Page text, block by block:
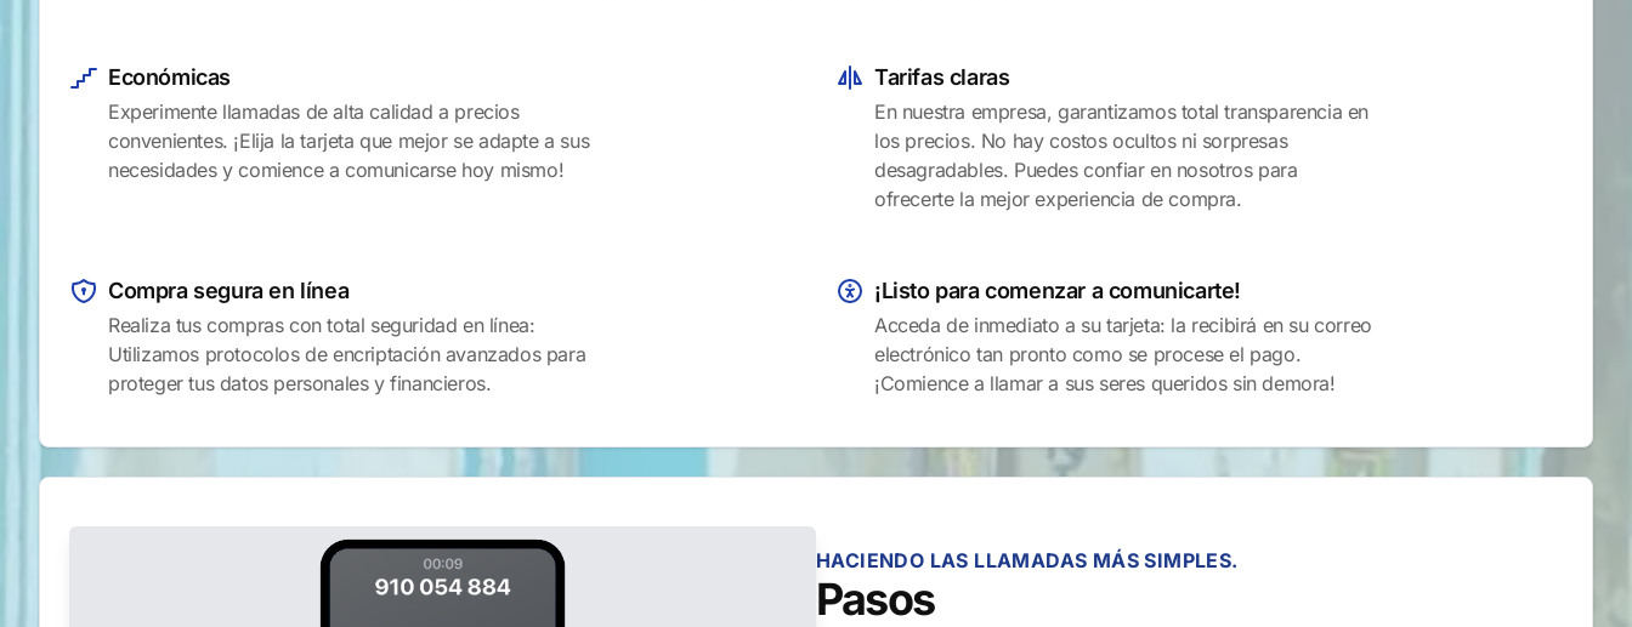
Económicas
Experimente llamadas de alta calidad a precios
convenientes. ¡Elija la tarjeta que mejor se adapte a sus
necesidades y comience a comunicarse hoy mismo!
Tarifas claras
En nuestra empresa, garantizamos total transparencia en
los precios. No hay costos ocultos ni sorpresas
desagradables. Puedes confiar en nosotros para
ofrecerte la mejor experiencia de compra.
Compra segura en línea
Realiza tus compras con total seguridad en línea:
Utilizamos protocolos de encriptación avanzados para
proteger tus datos personales y financieros.
¡Listo para comenzar a comunicarte!
Acceda de inmediato a su tarjeta: la recibirá en su correo
electrónico tan pronto como se procese el pago.
¡Comience a llamar a sus seres queridos sin demora!
HACIENDO LAS LLAMADAS MÁS SIMPLES.
Pasos